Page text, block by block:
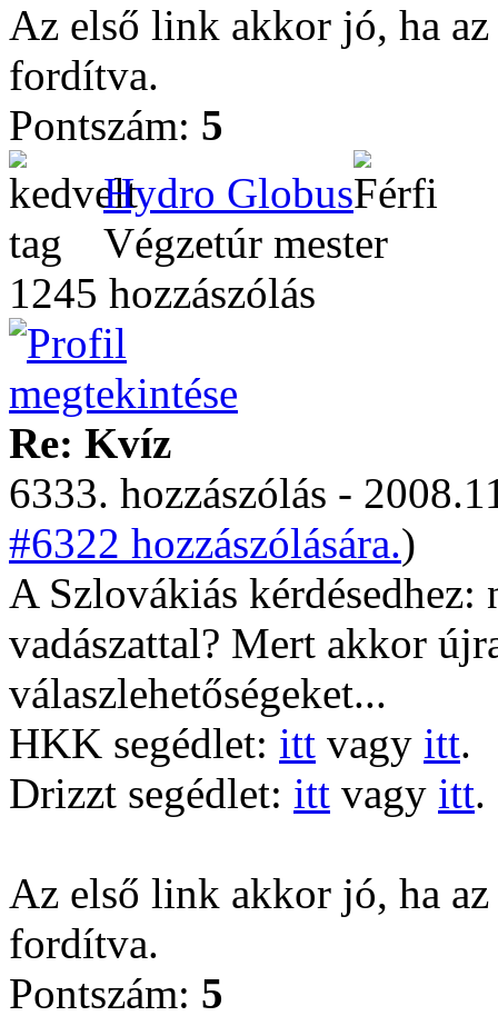
Az első link akkor jó, ha
fordítva.
Pontszám: 5
Hydro Globus
Végzetúr mester
1245 hozzászólás
Re: Kvíz
6333. hozzászólás -
#6322 hozzászólására.)
A Szlovákiás kérdésedhez:
vadászattal? Mert akkor
válaszlehetőségeket...
HKK segédlet: itt vagy itt.
Drizzt segédlet: itt vagy itt.
Az első link akkor jó, ha
fordítva.
Pontszám: 5